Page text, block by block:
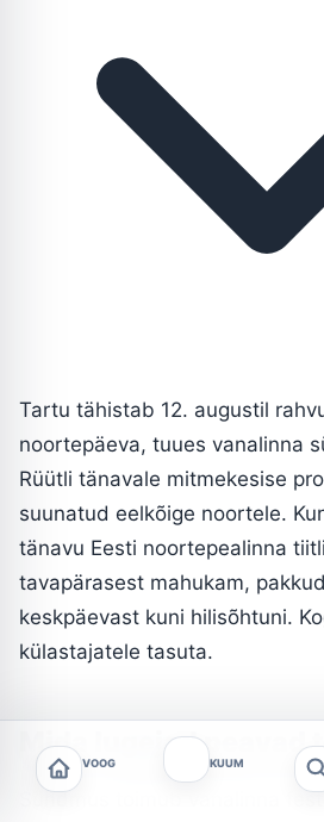
Tartu tähistab 12. augustil
noortepäeva, tuues vanalinna
Rüütli tänavale mitmekesise
suunatud eelkõige noortele.
tänavu Eesti noortepealinna
tavapärasest mahukam,
keskpäevast kuni hilisõhtuni.
külastajatele tasuta.
Mida lugejad peavad
Sündmus toimub vanalinna
VOOG KUUM